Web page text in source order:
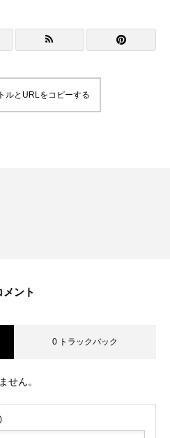
ルとURLをコピーする
メント
0 トラックバック
せん。